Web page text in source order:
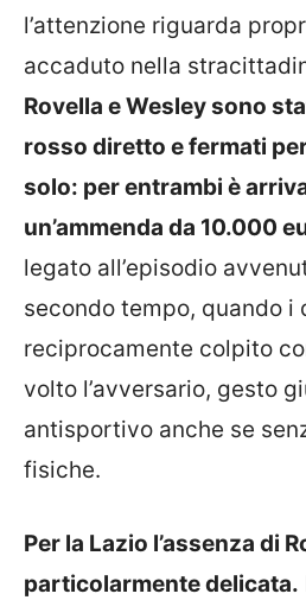
l’attenzione riguarda
accaduto nella
Rovella e Wesley sono
rosso diretto e fermati
solo: per entrambi è
un’ammenda da 10.000
legato all’episodio
secondo tempo, quando i
reciprocamente colpito
volto l’avversario, gesto
antisportivo anche se
fisiche.
Per la Lazio l’assenza di
particolarmente delicata.